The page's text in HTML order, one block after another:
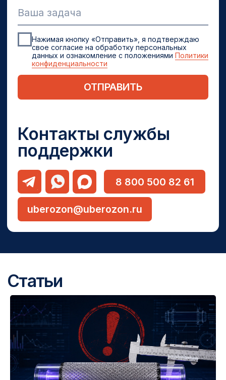
Каталог
Подписка на рассылку
Нажимая кнопку «Отправить», я
персональных данных и ознакомление с
положениямиПолитики конфиденциальности
ОТПРАВИТЬ